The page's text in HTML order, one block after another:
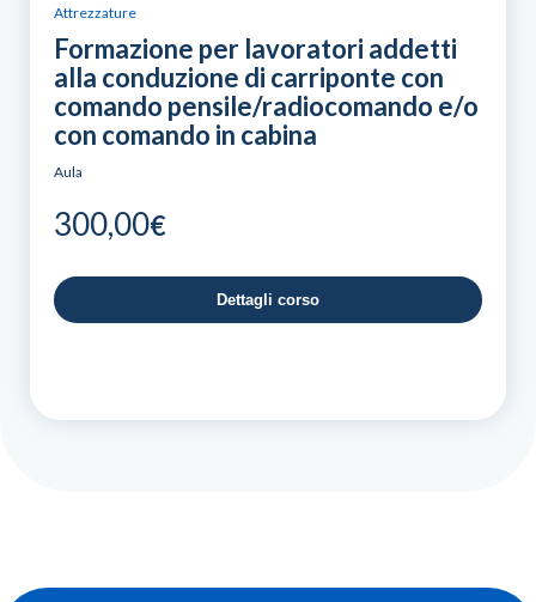
Attrezzature
Formazione per lavoratori addetti
alla conduzione di carriponte con
comando pensile/radiocomando e/o
con comando in cabina
Aula
300,00€
Dettagli corso